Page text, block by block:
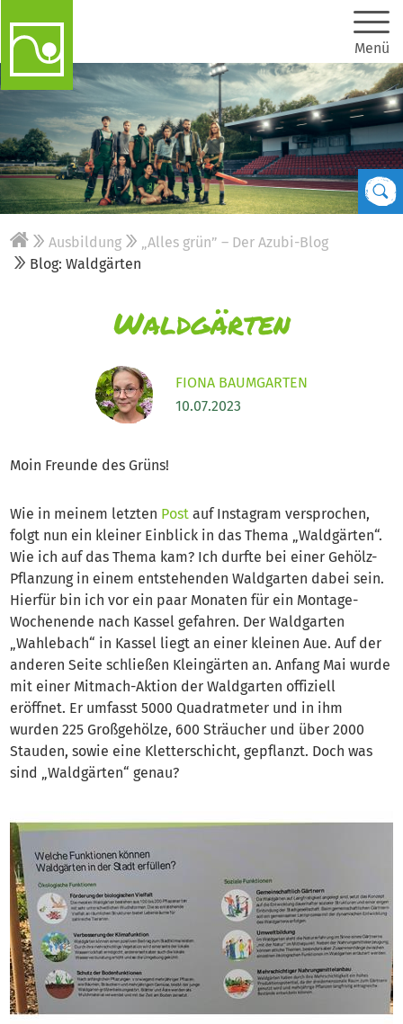
Menü
Ausbildung
„Alles grün” – Der Azubi-Blog
Blog: Waldgärten
Waldgärten
FIONA BAUMGARTEN
10.07.2023
Moin Freunde des Grüns!
Wie in meinem letzten Post auf Instagram versprochen,
folgt nun ein kleiner Einblick in das Thema „Waldgärten“.
Wie ich auf das Thema kam? Ich durfte bei einer Gehölz-
Pflanzung in einem entstehenden Waldgarten dabei sein.
Hierfür bin ich vor ein paar Monaten für ein Montage-
Wochenende nach Kassel gefahren. Der Waldgarten
„Wahlebach“ in Kassel liegt an einer kleinen Aue. Auf der
anderen Seite schließen Kleingärten an. Anfang Mai wurde
mit einer Mitmach-Aktion der Waldgarten offiziell
eröffnet. Er umfasst 5000 Quadratmeter und in ihm
wurden 225 Großgehölze, 600 Sträucher und über 2000
Stauden, sowie eine Kletterschicht, gepflanzt. Doch was
sind „Waldgärten“ genau?